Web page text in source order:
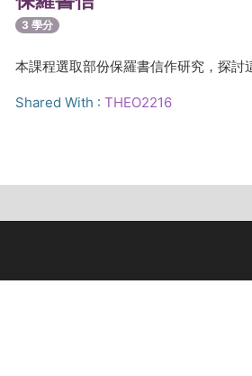
3 學分
本課程選取部份保羅書信作研究，探討
Shared With : THEO2216